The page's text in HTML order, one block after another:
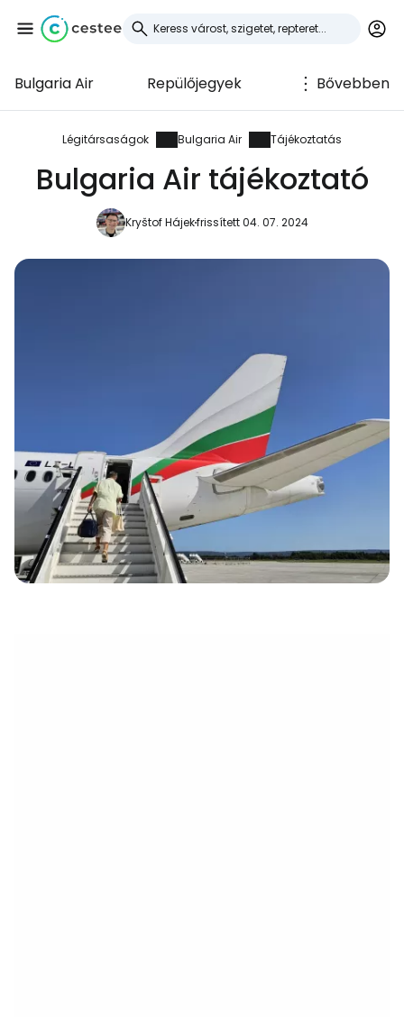
Bulgaria Air Repülőjegyek Bővebben
Légitársaságok Bulgaria Air Tájékoztatás
Bulgaria Air tájékoztató
Kryštof Hájekfrissített 04. 07. 2024
Bejelentkezés a
Cestee-be
... az utazási közösség világszerte
Folytassa e-mailben